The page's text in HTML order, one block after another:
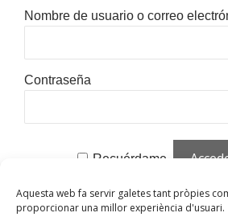
Aquesta web fa servir galetes tant pròpies
proporcionar una millor experiència d'usuari.
Nombre de usuario o correo
Contraseña
Recuérdame
¿Olvidaste tu contraseña?Haz clic